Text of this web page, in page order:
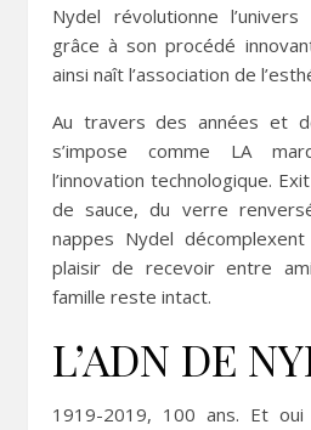
Nydel révolutionne
grâce à son procédé
ainsi naît l’association de
Au travers des années et
s’impose comme LA
l’innovation technologique.
de sauce, du verre
nappes Nydel
plaisir de recevoir entre
famille reste intact.
L’ADN DE
1919-2019, 100 ans. Et